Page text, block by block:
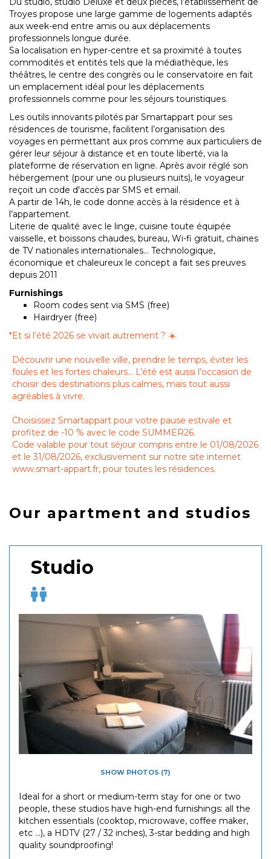
Troyes propose une large gamme de logements adaptés
aux week-end entre amis ou aux déplacements
professionnels longue durée.
Sa localisation en hyper-centre et sa proximité à toutes
commodités et entités tels que la médiathèque, les
théâtres, le centre des congrès ou le conservatoire en fait
un emplacement idéal pour les déplacements
professionnels comme pour les séjours touristiques.
Les outils innovants pilotés par Smartappart pour ses
résidences de tourisme, facilitent l’organisation des
voyages en permettant aux pros comme aux particuliers de
gérer leur séjour à distance et en toute liberté, via la
plateforme de réservation en ligne. Après avoir réglé son
hébergement (pour une ou plusieurs nuits), le voyageur
reçoit un code d'accès par SMS et email.
A partir de 14h, le code donne accès à la résidence et à
l’appartement.
Literie de qualité avec le linge, cuisine toute équipée
vaisselle, et boissons chaudes, bureau, Wi-fi gratuit, chaines
de TV nationales internationales… Technologique,
économique et chaleureux le concept a fait ses preuves
depuis 2011
Furnishings
Room codes sent via SMS (free)
Hairdryer (free)
*Et si l’été 2026 se vivait autrement ? ☀️
Découvrir une nouvelle ville, prendre le temps, éviter les
foules et les fortes chaleurs… L’été est aussi l’occasion de
choisir des destinations plus calmes, mais tout aussi
agréables à vivre.
Choisissez Smartappart pour votre pause estivale et
profitez de -10 % avec le code SUMMER26.
Code valable pour tout séjour compris entre le 01/08/2026
et le 31/08/2026, exclusivement sur notre site internet
www.smart-appart.fr, pour toutes les résidences.
Our apartment and studios
Studio
SHOW PHOTOS (7)
Ideal for a short or medium-term stay for one or two
people, these studios have high-end furnishings: all the
kitchen essentials (cooktop, microwave, coffee maker,
etc ...), a HDTV (27 / 32 inches), 3-star bedding and high
quality soundproofing!